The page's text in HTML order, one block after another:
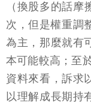
（換股多的話摩
次，但是權重調
為主，那麼就有
本可能較高；至
資料來看，訴求
以理解成長期持